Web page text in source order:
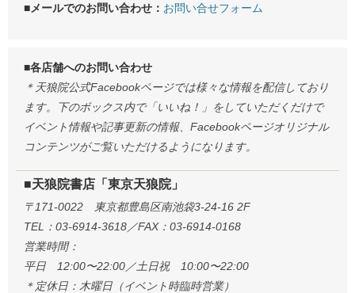
■メールでのお問い合わせ： お問い合せフォーム
■各店舗へのお問い合わせ
＊天狼院公式Facebookページでは様々な情報を配信しており
ます。下のボックス内で「いいね！」をしていただくだけで
イベント情報や記事更新の情報、Facebookページオリジナル
コンテンツがご覧いただけるようになります。
■天狼院書店「東京天狼院」
〒171-0022 東京都豊島区南池袋3-24-16 2F
TEL：03-6914-3618／FAX：03-6914-0168
営業時間：
平日 12:00〜22:00／土日祝 10:00〜22:00
＊定休日：木曜日（イベント時臨時営業）